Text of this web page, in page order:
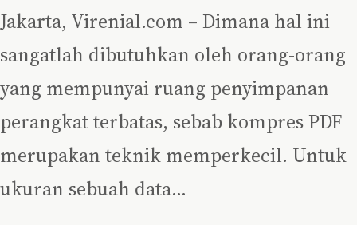
Jakarta, Virenial.com – Dimana hal ini
sangatlah dibutuhkan oleh orang-orang
yang mempunyai ruang penyimpanan
perangkat terbatas, sebab kompres PDF
merupakan teknik memperkecil. Untuk
ukuran sebuah data…